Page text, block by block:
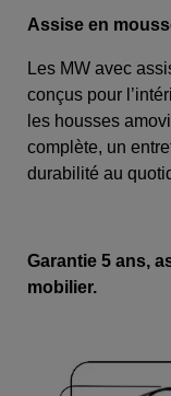
Assise en
Les MW avec
conçus pour
les housses
complète, un
durabilité au
Garantie 5 ans,
mobilier.